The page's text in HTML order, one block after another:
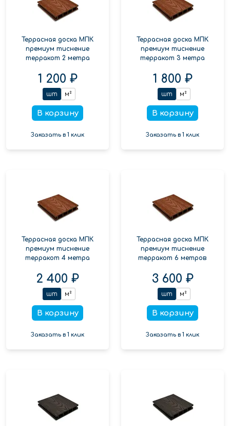
Террасная доска МПК
премиум тиснение
терракот 2 метра
1 200 ₽
шт м²
В корзину
Заказать в 1 клик
Террасная доска МПК
премиум тиснение
терракот 3 метра
1 800 ₽
шт м²
В корзину
Заказать в 1 клик
Террасная доска МПК
премиум тиснение
терракот 4 метра
2 400 ₽
шт м²
В корзину
Заказать в 1 клик
Террасная доска МПК
премиум тиснение
терракот 6 метров
3 600 ₽
шт м²
В корзину
Заказать в 1 клик